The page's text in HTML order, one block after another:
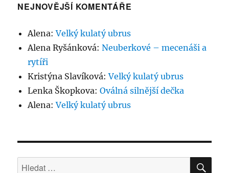
NEJNOVĚJŠÍ KOMENTÁŘE
Alena:Velký kulatý ubrus
Alena Ryšánková:Neuberkové – mecenáši a
rytíři
Kristýna Slavíková:Velký kulatý ubrus
Lenka Škopkova:Oválná silnější dečka
Alena:Velký kulatý ubrus
Hledat: